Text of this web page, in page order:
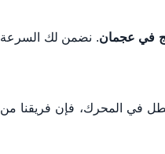
في عجمان. نضمن لك السرعة
في المحرك، فإن فريقنا من